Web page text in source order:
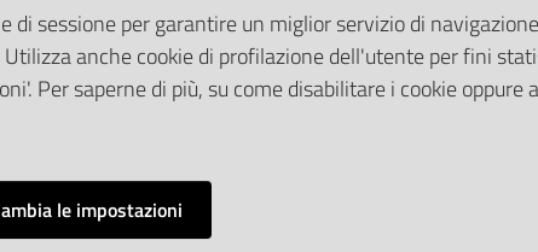
con il Pubblico
per la Stampa
Pubblicità legale
Albo Pretorio
Privacy Policy
Attuazione Misure PNRR
di sessione per garantire un miglior servizio di
anche cookie di profilazione dell'utente per fini
Per saperne di più, su come disabilitare i cookie
le impostazioni